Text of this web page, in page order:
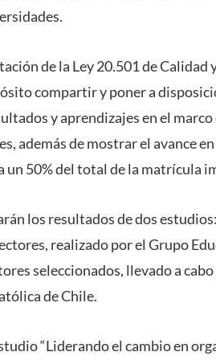
de la Ley 20.501 de Calidad
compartir y poner a
y aprendizajes en el
además de mostrar el avance
un 50% del total de la matrícula
los resultados de dos
realizado por el Grupo
seleccionados, llevado a
de Chile.
“Liderando el cambio en